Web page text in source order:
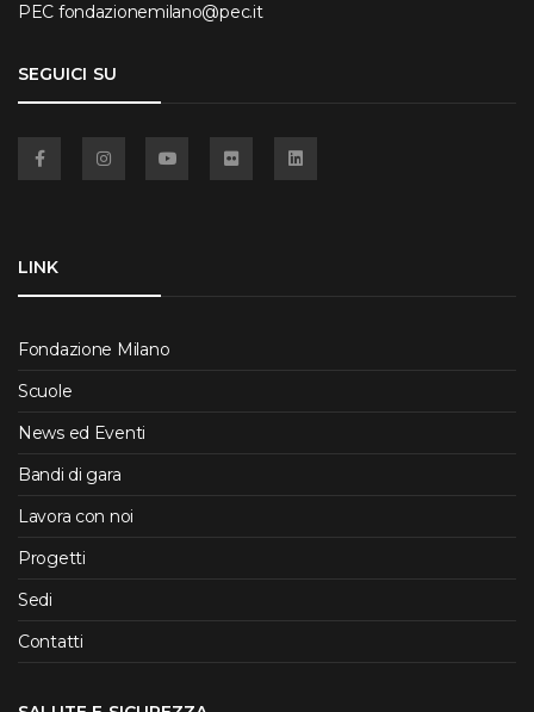
PEC fondazionemilano@pec.it
SEGUICI SU
LINK
Fondazione Milano
Scuole
News ed Eventi
Bandi di gara
Lavora con noi
Progetti
Sedi
Contatti